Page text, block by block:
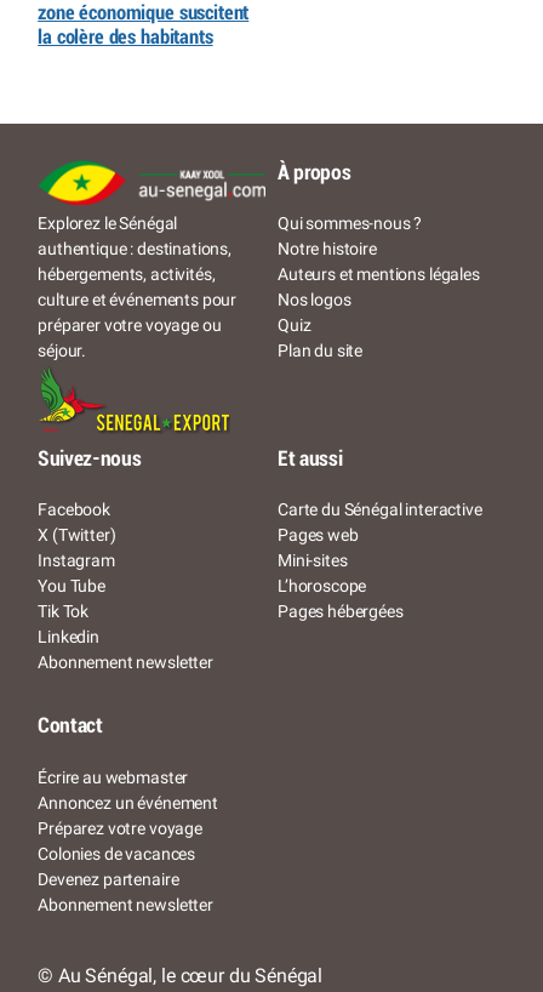
zone économique suscitent
la colère des habitants
Explorez le Sénégal
authentique : destinations,
hébergements, activités,
culture et événements pour
préparer votre voyage ou
séjour.
À propos
Qui sommes-nous ?
Notre histoire
Auteurs et mentions légales
Nos logos
Quiz
Plan du site
Suivez-nous
Facebook
X (Twitter)
Instagram
You Tube
Tik Tok
Linkedin
Abonnement newsletter
Et aussi
Carte du Sénégal interactive
Pages web
Mini-sites
L’horoscope
Pages hébergées
Contact
Écrire au webmaster
Annoncez un événement
Préparez votre voyage
Colonies de vacances
Devenez partenaire
Abonnement newsletter
© Au Sénégal, le cœur du Sénégal